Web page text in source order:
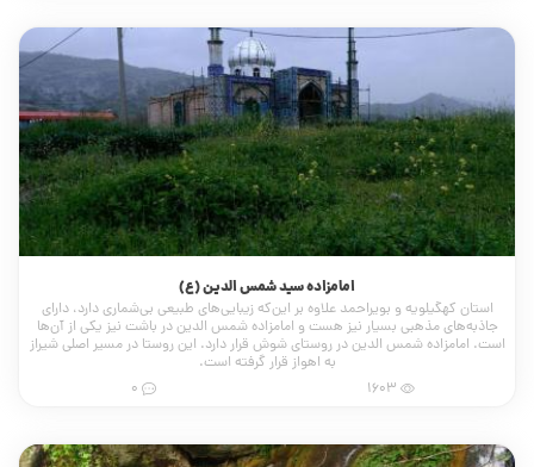
امامزاده سید شمس الدین (ع)
استان کهگیلویه و بویراحمد علاوه بر این‌که زیبایی‌های طبیعی بی‌شماری دارد، دارای
جاذبه‌های مذهبی بسیار نیز هست و امامزاده شمس الدین در باشت نیز یکی از آن‌ها
است. امامزاده شمس الدین در روستای شوش قرار دارد. این روستا در مسیر اصلی شیراز
به اهواز قرار گرفته است.